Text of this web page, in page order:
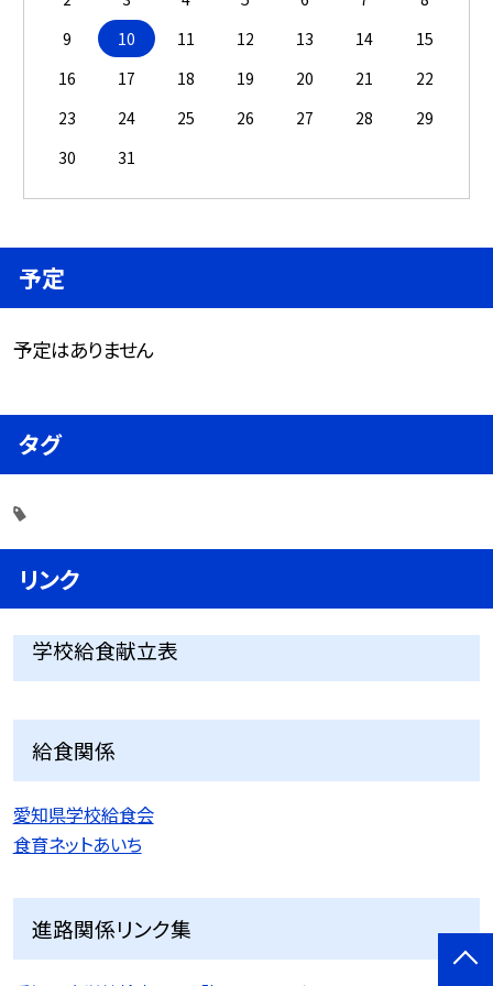
9
10 11 12 13 14
15
16
17 18 19 20 21
22
23
24 25 26 27 28
29
30
31
予定
予定はありません
タグ
リンク
学校給食献立表
給食関係
愛知県学校給食会
食育ネットあいち
進路関係リンク集